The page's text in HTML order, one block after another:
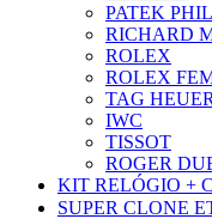
PATEK
RICHARD
ROLEX
ROLEX
TAG HEUER
IWC
TISSOT
ROGER
KIT RELÓGIO +
SUPER CLONE